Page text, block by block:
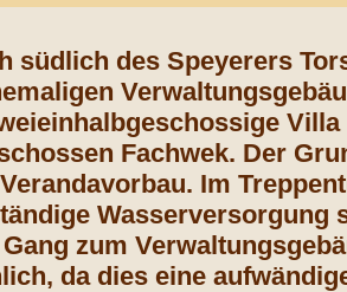
südlich des Speyerers
Fachwek. Der
Im
Wasserversorgung
zum
da dies eine